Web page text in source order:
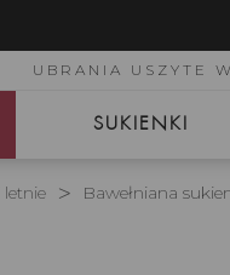
UBRANIA USZYTE
SUKIENKI
letnie Bawełniana